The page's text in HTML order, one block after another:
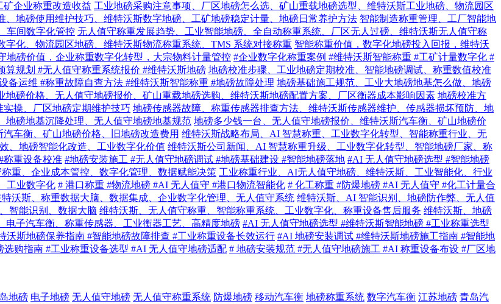
企业称重改造收益 工业地磅采购注意事项、厂区地磅怎么选、矿山重载地磅选型、维特沃斯工业地磅、物流园区
、地磅使用维护技巧、维特沃斯数字地磅、工矿地磅稳定计量、地磅日常养护方法 智能制造称重管理、工厂智能地
车间数字化管控 无人值守称重发展趋势、工业智能地磅、全自动称重系统、厂区无人过磅、维特沃斯无人值守称
化、物流园区地磅、维特沃斯物流称重系统、TMS 系统对接称重 智能称重价值，数字化地磅投入回报，维特沃
磅价值，企业称重数字化转型，大宗物料计量管控 #企业数字化称重案例 #维特沃斯智能称重 #工矿计量数字化 #
规划 #无人值守称重系统报价 #维特沃斯地磅 地磅校准步骤、工业地磅定期校准、智能地磅调试、称重数值校准
备运维 #称重故障自查方法 #维特沃斯智能称重 #地磅故障处理 地磅基础施工规范、工业大地磅地基怎么做、地磅
地磅价格、无人值守地磅报价、矿山重载地磅选购、维特沃斯地磅配置方案、厂区衡器成本影响因素 地磅校准方
操、厂区地磅定期维护技巧 地磅传感器故障、称重传感器排查方法、维特沃斯传感器维护、传感器损坏预防、地
地磅地基沉降处理、无人值守地磅地基规范 地磅多少钱一台、无人值守地磅报价、维特沃斯汽车衡、矿山地磅价
车衡、矿山地磅价格、旧地磅改造费用 维特沃斯战略布局、AI 智慧称重、工业数字化转型、智能称重行业、无
、地磅智能化改造、工业数字化价值 维特沃斯公司新闻、AI 智慧称重升级、工业数字化转型、智能地磅厂家、称
称重设备校准 #地磅安装施工 #无人值守地磅调试 #地磅基础建设 #智能地磅落地 #AI 无人值守地磅选型 #智能地磅
重、企业成本管控、数字化管理、数据赋能决策 工业称重行业、AI无人值守地磅、维特沃斯、工业智能化、行业
工业数字化 # 港口称重 #物流地磅 #AI 无人值守 #港口物流智能化 # 化工称重 #防爆地磅 #AI 无人值守 #化工计量合
特沃斯、称重数据大脑、数据集成、企业数字化管理、无人值守系统 维特沃斯、AI 智能识别、地磅防作弊、无人值
智能识别、数据大脑 维特沃斯、无人值守称重、智能称重系统、工业数字化、称重设备售后服务 维特沃斯、地磅
电子汽车衡、称重传感器、工业衡器工艺、高精度地磅 #AI 无人值守地磅选型 #维特沃斯智能地磅 #工业称重选型
沃斯地磅保养指南 #智能地磅故障排查 #工业称重设备长效运行 #AI 地磅安装调试 #维特沃斯地磅施工指南 #智能地
购指南 #工业称重设备选型 #AI 无人值守地磅适配 # 地磅安装规范 #无人值守地磅施工 #AI 称重设备布设 #厂区地
地磅 电子地磅 无人值守地磅 无人值守称重系统 防爆地磅 移动汽车衡 地磅称重系统 数字汽车衡 江苏地磅 青岛汽